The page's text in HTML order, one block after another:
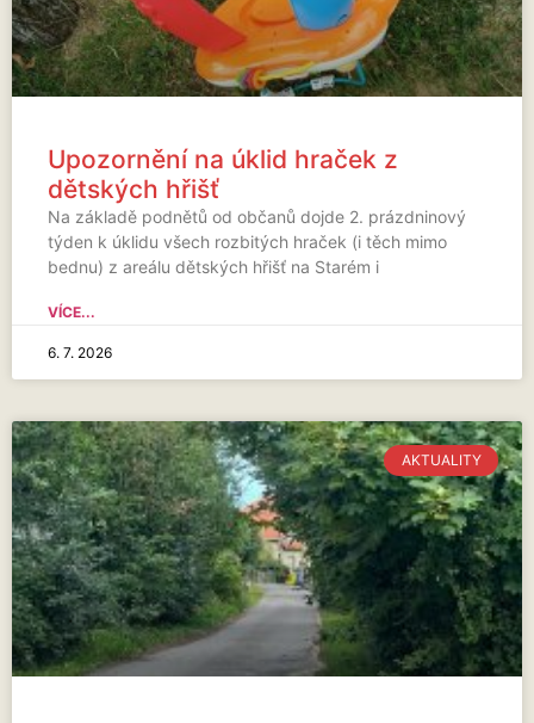
Upozornění na úklid hraček z
dětských hřišť
Na základě podnětů od občanů dojde 2. prázdninový
týden k úklidu všech rozbitých hraček (i těch mimo
bednu) z areálu dětských hřišť na Starém i
VÍCE...
6. 7. 2026
AKTUALITY